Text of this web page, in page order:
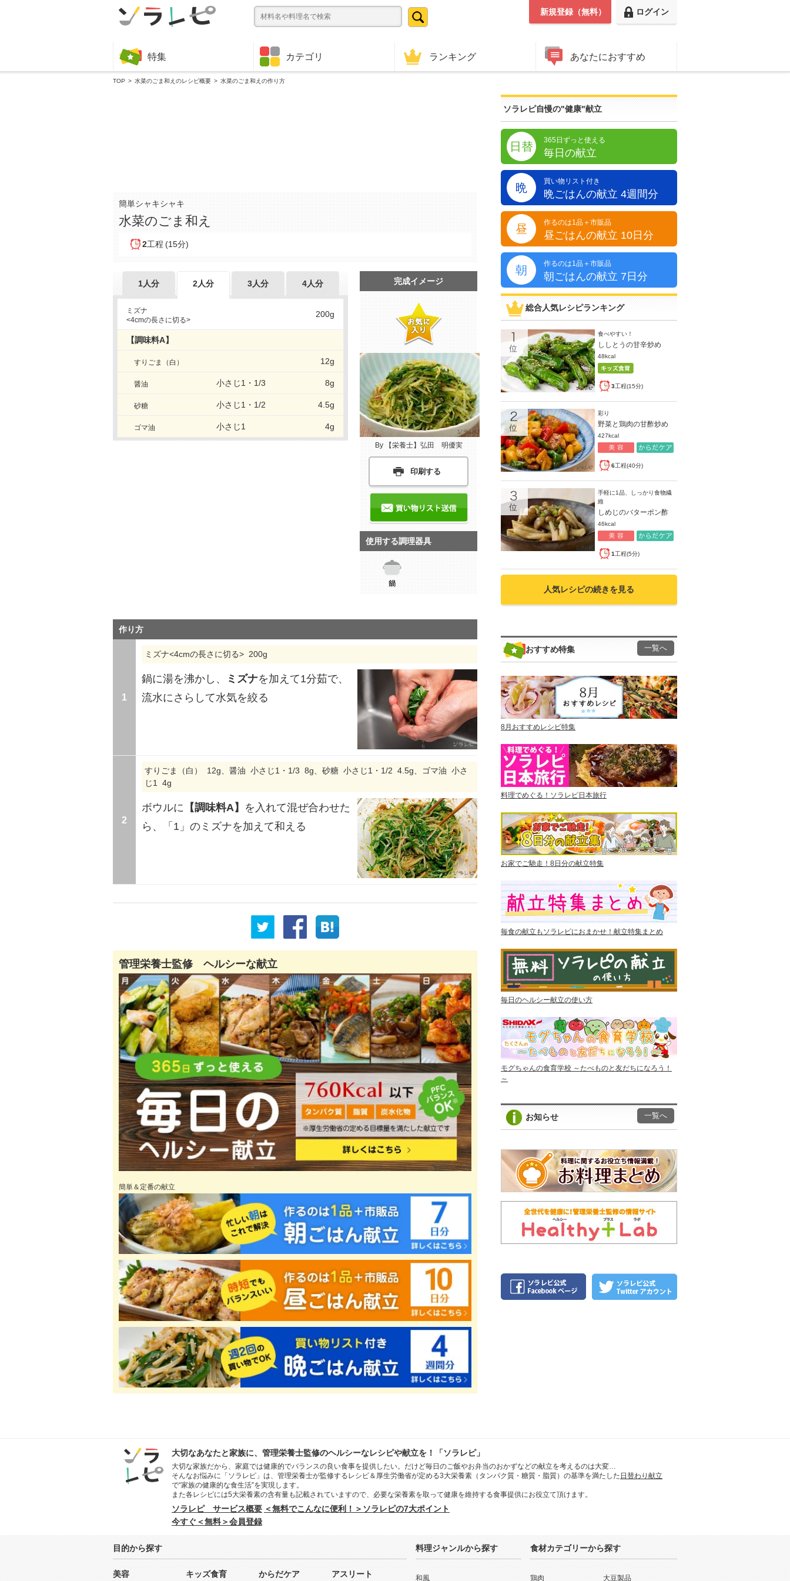
ログイン
新規登録（無料）
特集 カテゴリ ランキング あなたにおすすめ
TOP 水菜のごま和えのレシピ概要 水菜のごま和えの作り方
簡単シャキシャキ
水菜のごま和え
2工程 (15分)
1人分 2人分 3人分 4人分
ミズナ
<4cmの長さに切る>
200g
【調味料A】
すりごま（白） 12g
醤油 小さじ1・1/3 8g
砂糖 小さじ1・1/2 4.5g
ゴマ油 小さじ1 4g
完成イメージ
By 【栄養士】弘田 明優実
印刷する
使用する調理器具
作り方
1
ミズナ<4cmの長さに切る> 200g
鍋に湯を沸かし、 ミズナを加えて1分茹で、
流水にさらして水気を絞る
2
すりごま（白） 12g、醤油 小さじ1・1/3 8g、砂糖 小さじ1・1/2 4.5g、ゴマ油 小さ
じ1 4g
ボウルに 【調味料A】 を入れて混ぜ合わせた
ら、「1」のミズナを加えて和える
管理栄養士監修 ヘルシーな献立
簡単＆定番の献立
ソラレピ自慢の"健康"献立
日替 365日ずっと使える
毎日の献立
晩 買い物リスト付き
晩ごはんの献立 4週間分
昼 作るのは1品＋市販品
昼ごはんの献立 10日分
朝 作るのは1品＋市販品
朝ごはんの献立 7日分
総合人気レシピランキング
食べやすい！
ししとうの甘辛炒め
48kcal
3工程(15分)
彩り
野菜と鶏肉の甘酢炒め
427kcal
6工程(40分)
手軽に1品、しっかり食物繊
維
しめじのバターポン酢
46kcal
1 工程(5分)
人気レシピの続きを見る
おすすめ特集 一覧へ
8月おすすめレシピ特集
料理でめぐる！ソラレピ日本旅行
お家でご馳走！8日分の献立特集
毎食の献立もソラレピにおまかせ！献立特集まとめ
毎日のヘルシー献立の使い方
モグちゃんの食育学校 ～たべものと友だちになろう！
～
お知らせ 一覧へ
大切なあなたと家族に、管理栄養士監修のヘルシーなレシピや献立を！「ソラレピ」
大切な家族だから、家庭では健康的でバランスの良い食事を提供したい。だけど毎日のご飯やお弁当のおかずなどの献立を考えるのは大変…
そんなお悩みに「ソラレピ」は、管理栄養士が監修するレシピ＆厚生労働省が定める3大栄養素（タンパク質・糖質・脂質）の基準を満たした 日替わり献立
で“家族の健康的な食生活”を実現します。
また各レシピには5大栄養素の含有量も記載されていますので、必要な栄養素を取って健康を維持する食事提供にお役立て頂けます。
ソラレピ サービス概要 ＜無料でこんなに便利！＞ソラレピの7大ポイント
今すぐ＜無料＞会員登録
目的から探す
美容 キッズ食育 からだケア アスリート
料理ジャンルから探す
和風
食材カテゴリーから探す
鶏肉 大豆製品